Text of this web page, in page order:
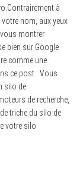
à
votre nom, aux yeux
montrer
bien sur Google
comme une
ce post : Vous
silo de
de recherche,
triche du silo de
votre silo